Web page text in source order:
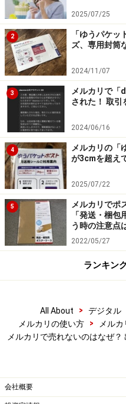
でその値段は普通はあり
くら本物だと書いていて
てしまい、売れないとい
信を持って本物だと言え
品しましょう。
メルカリで「いい
い理由とは
「いいね!」がつくのに売れ
メルカリには気になる商
ね!」があります。いいね
るので、何度も検索する
でいうところの、ウォッ
出品者からすると、いい
になっている人が多いと
時間の問題だろうと考え
あります。その理由は以
2025/07/25
2
「ゆうパケ
ズ、専用封筒
2024/11/07
3
メルカリで「
された！ 取引
2024/06/16
4
メルカリの「
が3cmを超え
2025/07/22
5
メルカリでポ
「発送・梱
う時の注意点
2022/05/27
ランキン
All About > デジタル
メルカリの使い方
> メル
メルカリで売れないのはなぜ
会社概要